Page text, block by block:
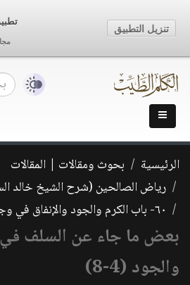
الرئيسية
بحوث ومقالات | المقالات
رياض الصالحين (شرح الشيخ خالد
٦٠- باب الكرم والجود والإنفاق في وجوه الخيرثقة بالله تعالى
بعض ما جاء عن السلف في
والجود (4-8)
تنزيل التطبيق